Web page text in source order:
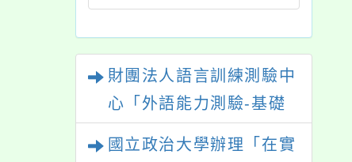
財團法人語言訓練測驗中
心「外語能力測驗-基礎
國立政治大學辦理「在實